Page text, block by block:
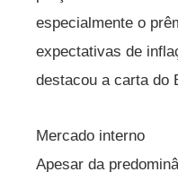
especialmente o
expectativas de
destacou a carta do
Mercado interno
Apesar da